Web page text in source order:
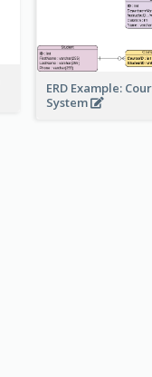
ERD Example:
System